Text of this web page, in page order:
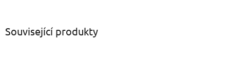
Související produkty